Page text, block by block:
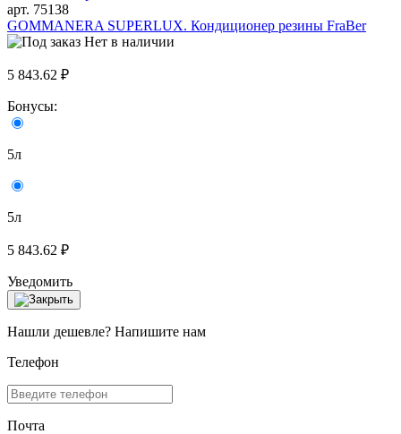
арт. 75138
GOMMANERA SUPERLUX. Кондиционер резины FraBer
Нет в наличии
5 843.62 ₽
Бонусы:
5л
5л
5 843.62 ₽
Уведомить
Нашли дешевле? Напишите нам
Телефон
Почта